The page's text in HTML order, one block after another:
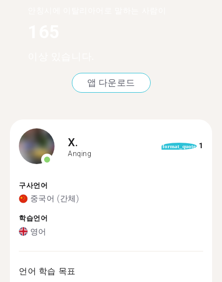
앱 다운로드
X.
Anqing
format_quote 1
구사언어
중국어 (간체)
학습언어
영어
언어 학습 목표